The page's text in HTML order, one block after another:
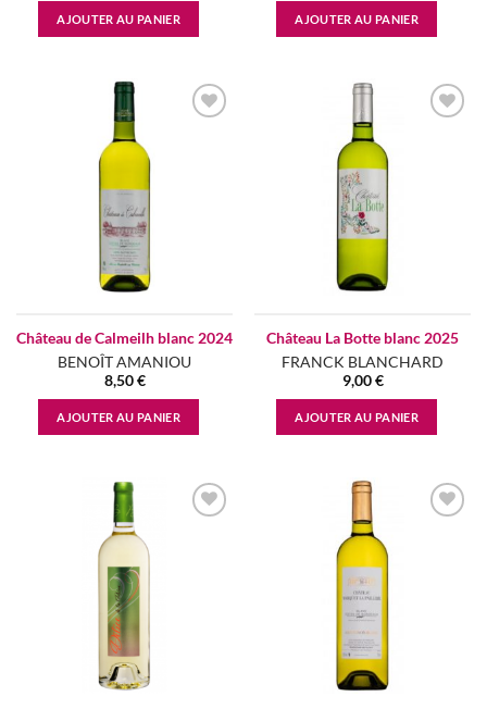
AJOUTER AU PANIER AJOUTER AU PANIER
Château de Calmeilh blanc 2024
BENOÎT AMANIOU
8,50€
AJOUTER AU PANIER
Château La Botte blanc 2025
FRANCK BLANCHARD
9,00€
AJOUTER AU PANIER